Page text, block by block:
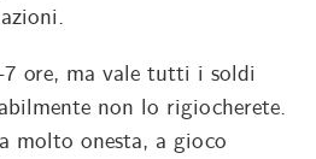
ore, ma vale tutti i soldi
non lo rigiocherete.
molto onesta, a gioco